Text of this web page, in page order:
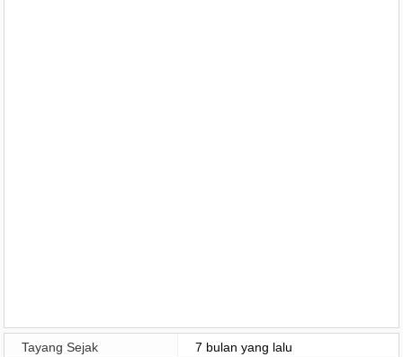
Tayang Sejak
7 bulan yang lalu